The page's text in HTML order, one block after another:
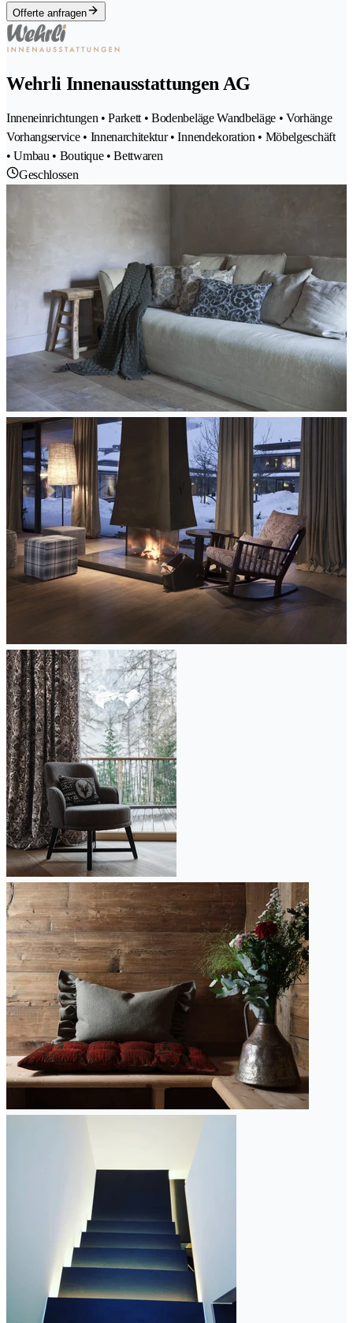
Offerte anfragen
Wehrli Innenausstattungen AG
Inneneinrichtungen • Parkett • Bodenbeläge Wandbeläge • Vorhänge
Vorhangservice • Innenarchitektur • Innendekoration • Möbelgeschäft
• Umbau • Boutique • Bettwaren
Geschlossen